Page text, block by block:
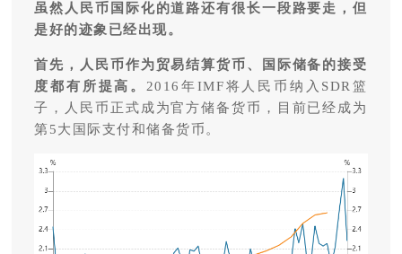
虽然人民币国际化的道路还有很长一段路要走，但
是好的迹象已经出现。
首先，人民币作为贸易结算货币、国际储备的接受
度都有所提高。 2016年IMF将人民币纳入SDR篮
子，人民币正式成为官方储备货币，目前已经成为
第5大国际支付和储备货币。